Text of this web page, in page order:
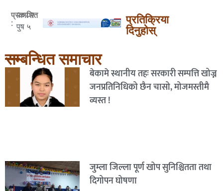
प्रकाशित
:
२०८२
पुष ५
प्रतिक्रिया
दिनुहोस्
सम्बन्धित समाचार
बेकामे स्थानीय तहः सरकारी सम्पत्ति खोज्न
जनप्रतिनिधिको छैन चासो, मोजमस्तीमै
व्यस्त !
जुम्ला जिल्ला पूर्ण खोप सुनिश्चितता तथा
दिगोपन घोषणा